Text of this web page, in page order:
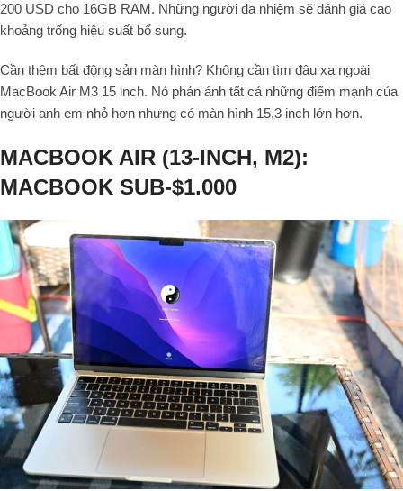
200 USD cho 16GB RAM. Những người đa nhiệm sẽ đánh giá cao
khoảng trống hiệu suất bổ sung.
Cần thêm bất động sản màn hình? Không cần tìm đâu xa ngoài
MacBook Air M3 15 inch. Nó phản ánh tất cả những điểm mạnh của
người anh em nhỏ hơn nhưng có màn hình 15,3 inch lớn hơn.
MACBOOK AIR (13-INCH, M2):
MACBOOK SUB-$1.000